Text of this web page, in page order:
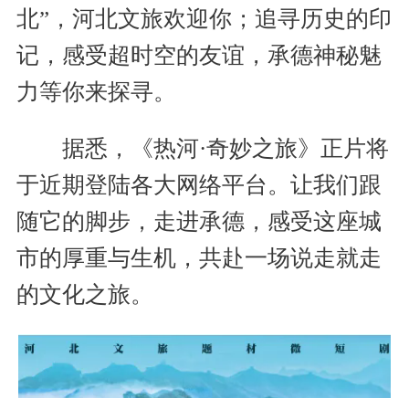
北”，河北文旅欢迎你；追寻历史的印
记，感受超时空的友谊，承德神秘魅
力等你来探寻。
据悉，《热河·奇妙之旅》正片将
于近期登陆各大网络平台。让我们跟
随它的脚步，走进承德，感受这座城
市的厚重与生机，共赴一场说走就走
的文化之旅。